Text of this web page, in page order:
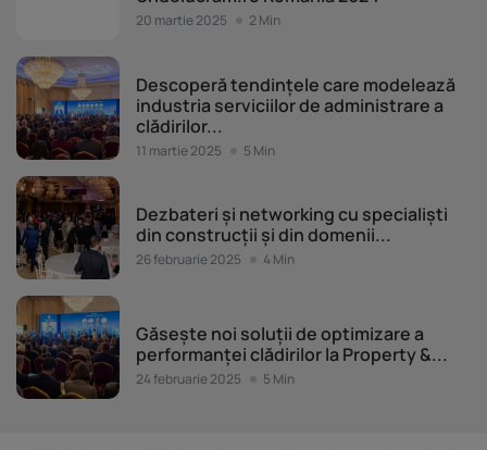
20 martie 2025 2 Min
Descoperă tendințele care modelează
industria serviciilor de administrare a
clădirilor...
11 martie 2025 5 Min
Dezbateri și networking cu specialiști
din construcții și din domenii...
26 februarie 2025 4 Min
Găsește noi soluții de optimizare a
performanței clădirilor la Property &...
24 februarie 2025 5 Min